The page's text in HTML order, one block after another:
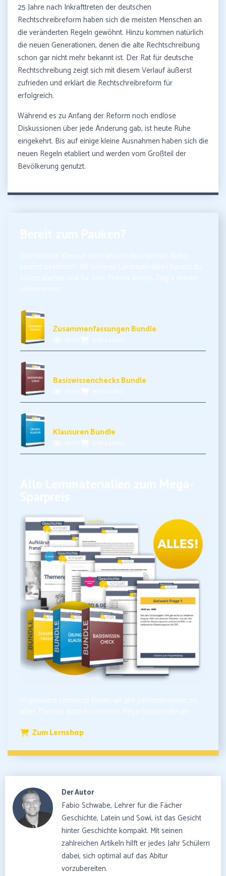
25 Jahre nach Inkrafttreten der deutschen
Rechtschreibreform haben sich die meisten Menschen an
die veränderten Regeln gewöhnt. Hinzu kommen natürlich
die neuen Generationen, denen die alte Rechtschreibung
schon gar nicht mehr bekannt ist. Der Rat für deutsche
Rechtschreibung zeigt sich mit diesem Verlauf äußerst
zufrieden und erklärt die Rechtschreibreform für
erfolgreich.
Während es zu Anfang der Reform noch endlose
Diskussionen über jede Änderung gab, ist heute Ruhe
eingekehrt. Bis auf einige kleine Ausnahmen haben sich die
neuen Regeln etabliert und werden vom Großteil der
Bevölkerung genutzt.
Zusammenfassungen Bundle
Basiswissenchecks Bundle
Klausuren Bundle
Zum Lernshop
Der Autor
Fabio Schwabe, Lehrer für die Fächer
Geschichte, Latein und Sowi, ist das Gesicht
hinter Geschichte kompakt. Mit seinen
zahlreichen Artikeln hilft er jedes Jahr Schülern
dabei, sich optimal auf das Abitur
vorzubereiten.